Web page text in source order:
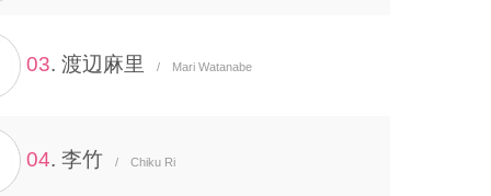
03. 渡辺麻里 / Mari Watanabe
04. 李竹 / Chiku Ri